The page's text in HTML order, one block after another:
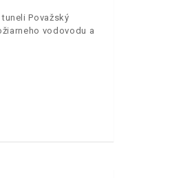
Považský
vodovodu a